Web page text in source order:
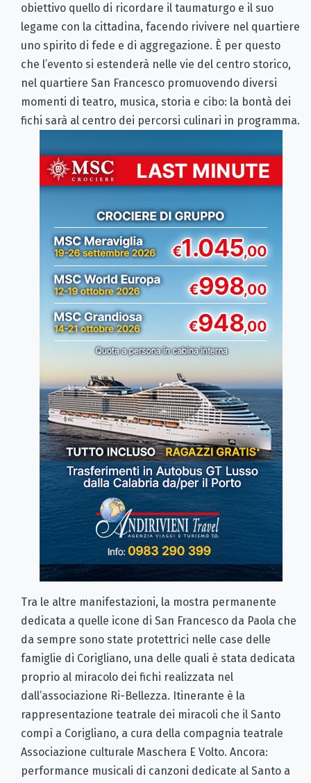
obiettivo quello di ricordare il taumaturgo e il suo
legame con la cittadina, facendo rivivere nel quartiere
uno spirito di fede e di aggregazione. È per questo
che l’evento si estenderà nelle vie del centro storico,
nel quartiere San Francesco promuovendo diversi
momenti di teatro, musica, storia e cibo: la bontà dei
fichi sarà al centro dei percorsi culinari in programma.
Tra le altre manifestazioni, la mostra permanente
dedicata a quelle icone di San Francesco da Paola che
da sempre sono state protettrici nelle case delle
famiglie di Corigliano, una delle quali è stata dedicata
proprio al miracolo dei fichi realizzata nel
dall’associazione Ri-Bellezza. Itinerante è la
rappresentazione teatrale dei miracoli che il Santo
compì a Corigliano, a cura della compagnia teatrale
Associazione culturale Maschera E Volto. Ancora:
performance musicali di canzoni dedicate al Santo a